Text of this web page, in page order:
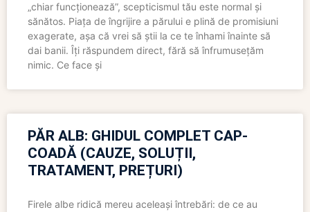
„chiar funcționează”, scepticismul tău este normal și
sănătos. Piața de îngrijire a părului e plină de promisiuni
exagerate, așa că vrei să știi la ce te înhami înainte să
dai banii. Îți răspundem direct, fără să înfrumusețăm
nimic. Ce face și
PĂR ALB: GHIDUL COMPLET CAP-
COADĂ (CAUZE, SOLUȚII,
TRATAMENT, PREȚURI)
Firele albe ridică mereu aceleași întrebări: de ce au